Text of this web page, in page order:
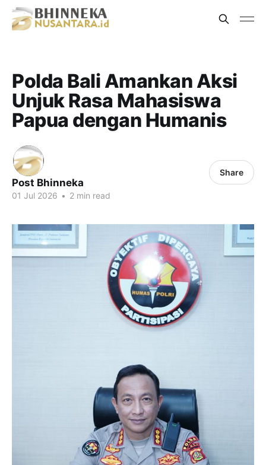
Polda Bali Amankan Aksi
Unjuk Rasa Mahasiswa
Papua dengan Humanis
Post Bhinneka
01 Jul 2026 • 2 min read
Share